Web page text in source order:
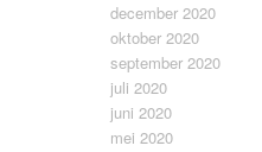
december 2020
oktober 2020
september 2020
juli 2020
juni 2020
mei 2020